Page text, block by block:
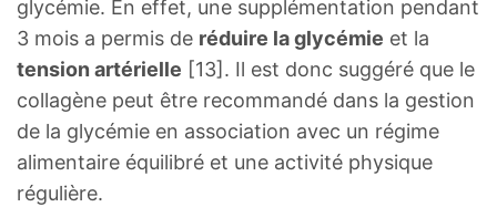
glycémie. En effet, une supplémentation pendant
3 mois a permis de réduire la glycémie et la
tension artérielle [13]. Il est donc suggéré que le
collagène peut être recommandé dans la gestion
de la glycémie en association avec un régime
alimentaire équilibré et une activité physique
régulière.